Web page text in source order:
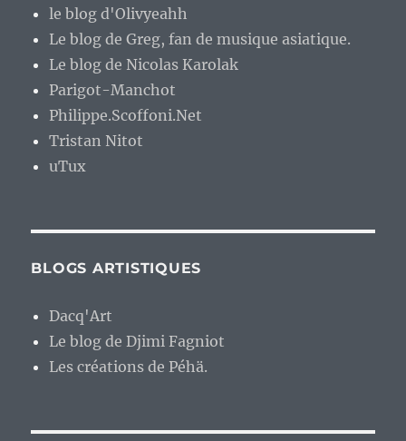
le blog d'Olivyeahh
Le blog de Greg, fan de musique asiatique.
Le blog de Nicolas Karolak
Parigot-Manchot
Philippe.Scoffoni.Net
Tristan Nitot
uTux
BLOGS ARTISTIQUES
Dacq'Art
Le blog de Djimi Fagniot
Les créations de Péhä.